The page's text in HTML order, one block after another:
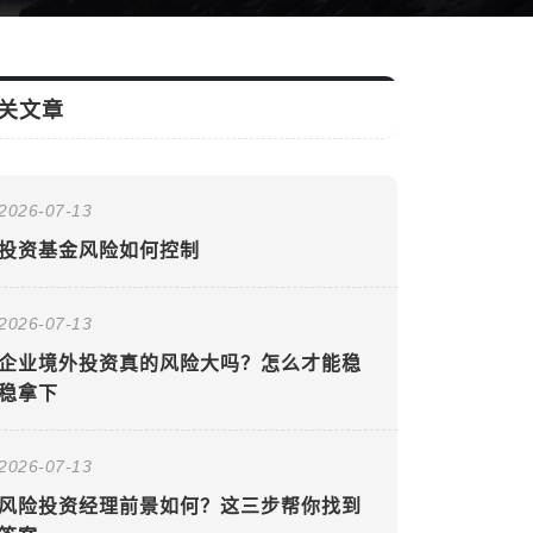
文章
07-13
资基金风险如何控制
07-13
业境外投资真的风险大吗？怎么才能稳
拿下
07-13
险投资经理前景如何？这三步帮你找到